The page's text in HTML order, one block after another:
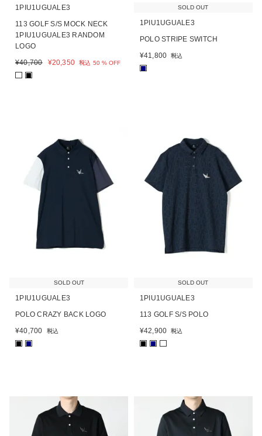
1PIU1UGUALE3
113 GOLF S/S MOCK NECK
1PIU1UGUALE3 RANDOM
LOGO
¥40,700 ¥20,350 税込 50 % OFF
SOLD OUT
1PIU1UGUALE3
POLO STRIPE SWITCH
¥41,800 税込
SOLD OUT
1PIU1UGUALE3
POLO CRAZY BACK LOGO
¥40,700 税込
■ ■
SOLD OUT
1PIU1UGUALE3
113 GOLF S/S POLO
¥42,900 税込
■ ■